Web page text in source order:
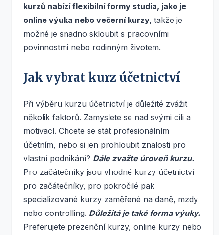
kurzů nabízí flexibilní formy studia, jako je
online výuka nebo večerní kurzy, takže je
možné je snadno skloubit s pracovními
povinnostmi nebo rodinným životem.
Jak vybrat kurz účetnictví
Při výběru kurzu účetnictví je důležité zvážit
několik faktorů. Zamyslete se nad svými cíli a
motivací. Chcete se stát profesionálním
účetním, nebo si jen prohloubit znalosti pro
vlastní podnikání? Dále zvažte úroveň kurzu.
Pro začátečníky jsou vhodné kurzy účetnictví
pro začátečníky, pro pokročilé pak
specializované kurzy zaměřené na daně, mzdy
nebo controlling. Důležitá je také forma výuky.
Preferujete prezenční kurzy, online kurzy nebo